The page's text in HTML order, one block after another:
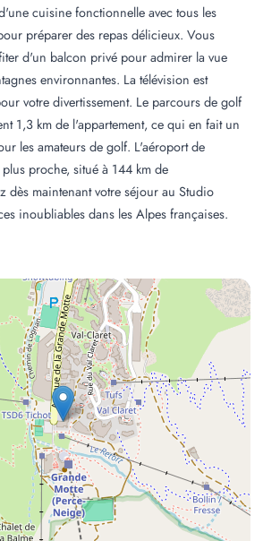
cuisine fonctionnelle avec tous les
préparer des repas délicieux. Vous
d'un balcon privé pour admirer la vue
environnantes. La télévision est
votre divertissement. Le parcours de golf
1,3 km de l'appartement, ce qui en fait un
les amateurs de golf. L'aéroport de
proche, situé à 144 km de
dès maintenant votre séjour au Studio
inoubliables dans les Alpes françaises.